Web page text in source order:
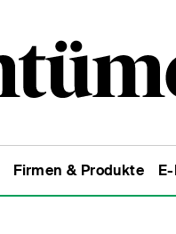
Firmen & Produkte